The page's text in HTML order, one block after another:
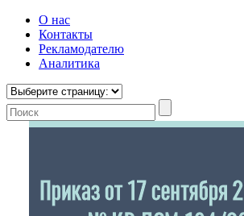
О нас
Контакты
Рекламодателю
Аналитика